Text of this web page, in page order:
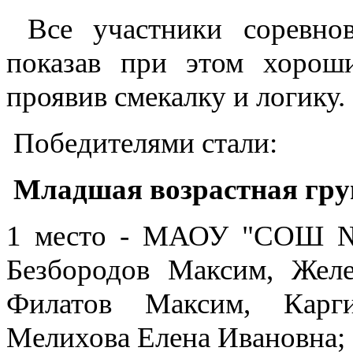
Все участники
показав при этом
проявив смекалку и логику.
Победителями стали:
Младшая возрастная
1 место - МАОУ "СОШ №
Безбородов Максим,
Филатов Максим,
Мелихова Елена Ивановна;